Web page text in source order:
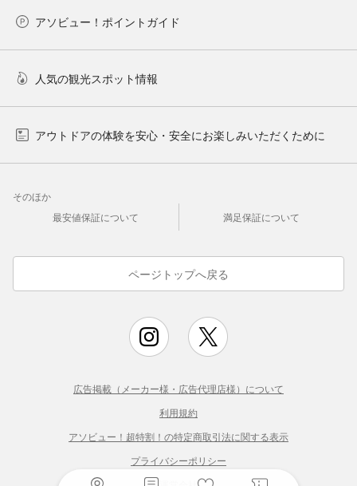
アソビュー！ポイントガイド
人気の観光スポット情報
アウトドアの体験を安心・安全にお楽しみいただくために
そのほか
最安値保証について
満足保証について
ページトップへ戻る
広告掲載（メーカー様・広告代理店様）について
利用規約
アソビュー！超特割！の特定商取引法に関する表示
プライバシーポリシー